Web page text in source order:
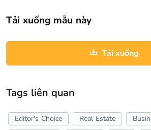
Tải xuống mẫu này
Tải xuống
Tags liên quan
Editor's Choice Real Estate